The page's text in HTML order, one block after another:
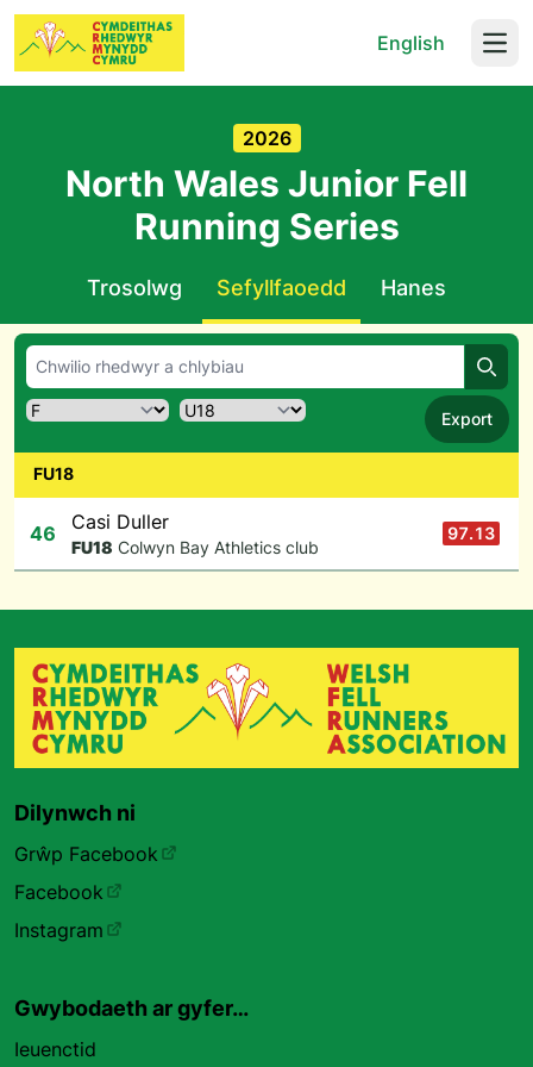
English
2026
North Wales Junior Fell
Running Series
Trosolwg Sefyllfaoedd Hanes
Export
FU18
46 Casi Duller
FU18 Colwyn Bay Athletics club
97.13
Dilynwch ni
Grŵp Facebook
Facebook
Instagram
Gwybodaeth ar gyfer…
Ieuenctid